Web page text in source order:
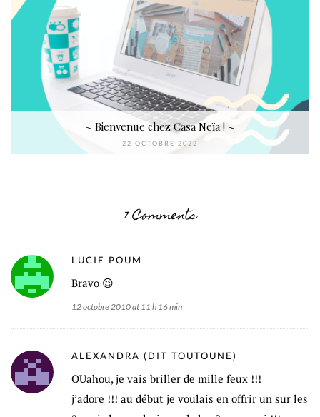
~ Bienvenue chez Casa Neïa ! ~
22 OCTOBRE 2022
7 Comments
LUCIE POUM
Bravo 😉
12 octobre 2010 at 11 h 16 min
ALEXANDRA (DIT TOUTOUNE)
OUahou, je vais briller de mille feux !!!
j’adore !!! au début je voulais en offrir un sur les